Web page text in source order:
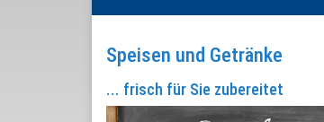
Speisen und Getränke
... frisch für Sie zubereitet